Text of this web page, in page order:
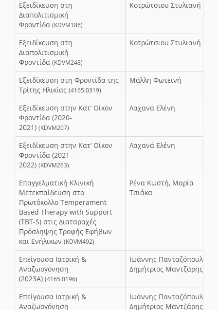
Εξειδίκευση στη
Διαπολιτισμική
Φροντίδα (KDVM186)
Κοτρώτσιου Στυλιανή
Εξειδίκευση στη
Διαπολιτισμική
Φροντίδα (KDVM248)
Κοτρώτσιου Στυλιανή
Εξειδίκευση στη Φροντίδα της
Τρίτης Ηλικίας (4165.0319)
Μάλλη Φωτεινή
Εξειδίκευση στην Κατ’ Οίκον
Φροντίδα (2020-
2021) (KDVM207)
Λαχανά Ελένη
Εξειδίκευση στην Κατ’ Οίκον
Φροντίδα (2021 -
2022) (KDVM263)
Λαχανά Ελένη
Επαγγελματική Κλινική
Μετεκπαίδευση στο
Πρωτόκολλο Temperament
Based Therapy with Support
(TBT-S) στις Διαταραχές
Πρόσληψης Τροφής Εφήβων
και Ενήλικων (KDVM492)
Ρένα Κωστή, Μαρία
Τσιάκα
Επείγουσα Ιατρική &
Αναζωογόνηση
(2023Α) (4165.0196)
Ιωάννης Πανταζόπουλος,
Δημήτριος Μαντζάρης
Επείγουσα Ιατρική &
Αναζωογόνηση
Ιωάννης Πανταζόπουλος,
Δημήτριος Μαντζάρης